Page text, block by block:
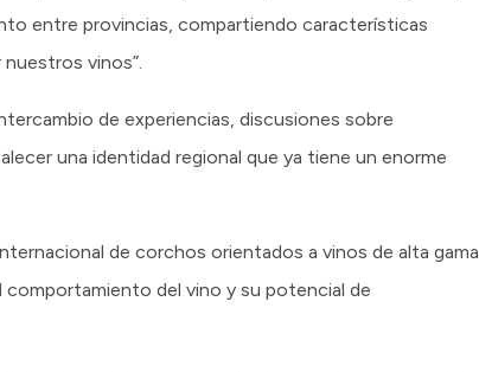
entre provincias, compartiendo características
vinos”.
de experiencias, discusiones sobre
una identidad regional que ya tiene un enorme
de corchos orientados a vinos de alta gama
del vino y su potencial de